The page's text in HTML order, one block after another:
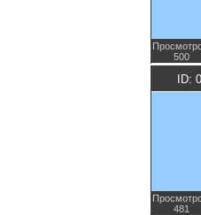
500
ID:
481